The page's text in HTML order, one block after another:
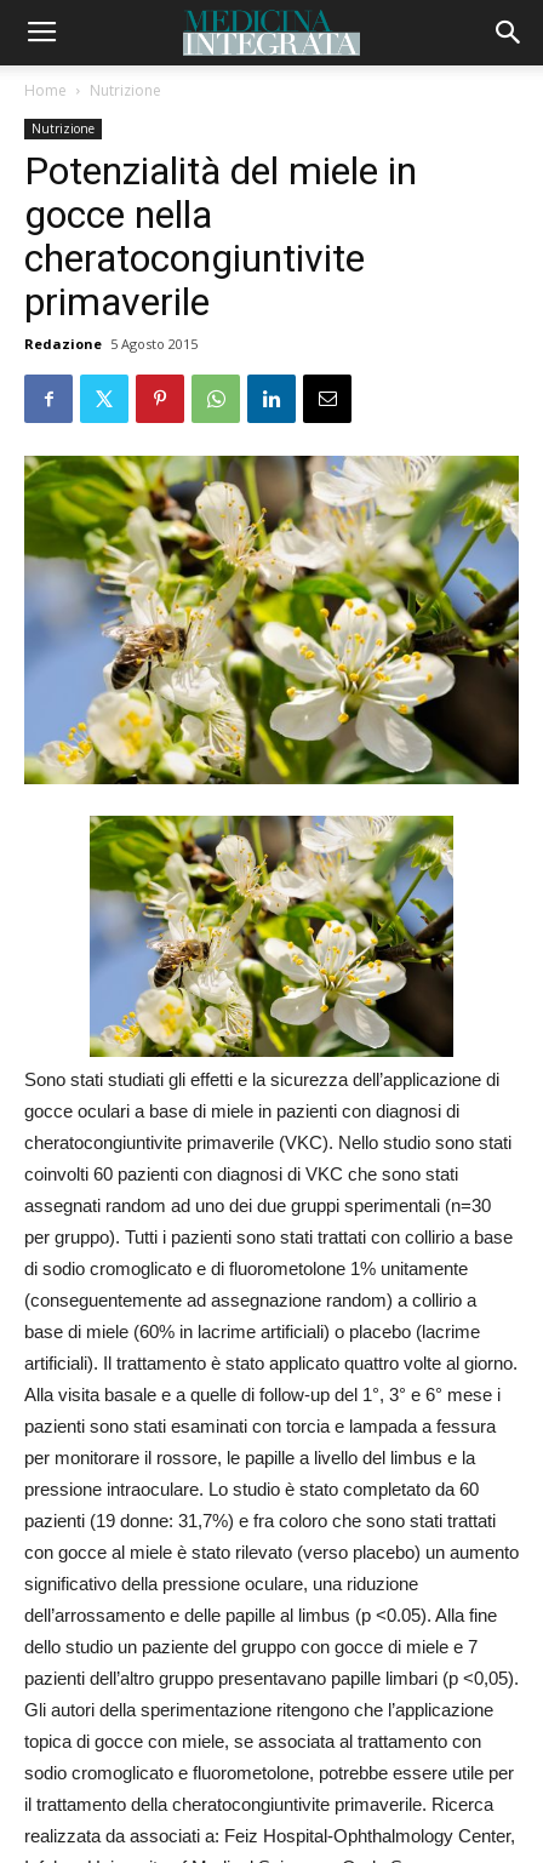
Home Nutrizione
Nutrizione
Potenzialità del miele in
gocce nella
cheratocongiuntivite
primaverile
Redazione 5 Agosto 2015
Sono stati studiati gli effetti e la sicurezza dell’applicazione di
gocce oculari a base di miele in pazienti con diagnosi di
cheratocongiuntivite primaverile (VKC). Nello studio sono stati
coinvolti 60 pazienti con diagnosi di VKC che sono stati
assegnati random ad uno dei due gruppi sperimentali (n=30
per gruppo). Tutti i pazienti sono stati trattati con collirio a base
di sodio cromoglicato e di fluorometolone 1% unitamente
(conseguentemente ad assegnazione random) a collirio a
base di miele (60% in lacrime artificiali) o placebo (lacrime
artificiali). Il trattamento è stato applicato quattro volte al giorno.
Alla visita basale e a quelle di follow-up del 1°, 3° e 6° mese i
pazienti sono stati esaminati con torcia e lampada a fessura
per monitorare il rossore, le papille a livello del limbus e la
pressione intraoculare. Lo studio è stato completato da 60
pazienti (19 donne: 31,7%) e fra coloro che sono stati trattati
con gocce al miele è stato rilevato (verso placebo) un aumento
significativo della pressione oculare, una riduzione
dell’arrossamento e delle papille al limbus (p <0.05). Alla fine
dello studio un paziente del gruppo con gocce di miele e 7
pazienti dell’altro gruppo presentavano papille limbari (p <0,05).
Gli autori della sperimentazione ritengono che l’applicazione
topica di gocce con miele, se associata al trattamento con
sodio cromoglicato e fluorometolone, potrebbe essere utile per
il trattamento della cheratocongiuntivite primaverile. Ricerca
realizzata da associati a: Feiz Hospital-Ophthalmology Center,